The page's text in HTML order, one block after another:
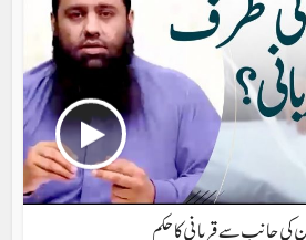
کی جانب سے قربانی کا حکم